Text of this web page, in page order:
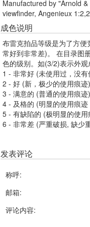
Manufactured by "Arnold
viewfinder, Angenieux
成色说明
布雷克拍品等级是为了方
常好到非常差)。 在目录图
色的级别。如(3/2)表示外
1 - 非常好 (未使用过，没
2 - 好 (新，极少的使用痕迹)
3 - 满意的 (普通的使用痕迹)
4 - 及格的 (明显的使用痕
5 - 有缺陷的 (极明显的使
6 - 非常差 (严重破损, 缺少
发表评论
称呼:
邮箱:
评论内容: